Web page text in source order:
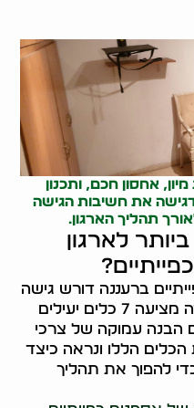
אחסון חכם, ותכנון
את חשיבות הגישה
תהליך הארגון.
לארגון
ברעננה דורש גישה
מקצועית ורגישה. שי פינוי דירה מציעה 7 כלים יעילים
הבנה עמוקה של צרכי
הללו ונראה כיצד
להפוך את תהליך